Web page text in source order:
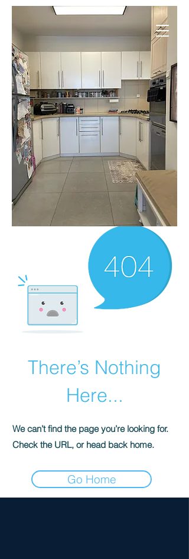
There’s Nothing
Here...
We can’t find the page you’re looking for.
Check the URL, or head back home.
Go Home